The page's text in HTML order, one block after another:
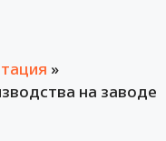
»
на заводе